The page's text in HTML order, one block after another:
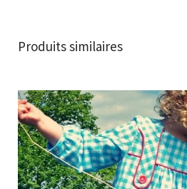
Produits similaires